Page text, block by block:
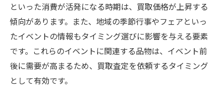
といった消費が活発になる時期は、買取価格が上昇する
傾向があります。また、地域の季節行事やフェアといっ
たイベントの情報もタイミング選びに影響を与える要素
です。これらのイベントに関連する品物は、イベント前
後に需要が高まるため、買取査定を依頼するタイミング
として有効です。